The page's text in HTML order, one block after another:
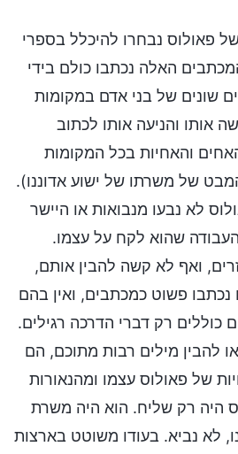
פאולוס נבחרו להיכלל בספרי
האלה נכתבו כולם בידי
שונים של בני אדם במקומות
אותו והניעה אותו לכתוב
והאחיות בכל המקומות
של משרתו של ישוע אדוננו).
לא נבעו מנבואות או היישר
שהוא לקח על עצמו.
ואף לא קשה להבין אותם,
פשוט כמכתבים, ואין בהם
כוללים רק דברי הדרכה רגילים.
להבין מילים רבות מתוכם, הם
של פאולוס עצמו ומהנאורות
היה רק שליח. הוא היה משרת
לא נביא. בעודו משוטט בארצות